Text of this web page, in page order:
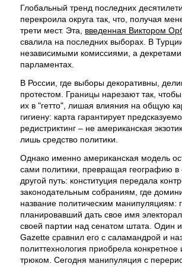
Глобальный тренд последних
перекроила округа так, что, получая
трети мест. Эта, введенная Виктором
свалила на последних выборах. В
независимыми комиссиями, а
парламентах.
В России, где выборы декоративны,
протестом. Границы нарезают так,
их в "гетто", лишая влияния на общую
гигиену: карта гарантирует
редистриктинг – не американская
лишь средство политики.
Однако именно американская модель
сами политики, превращая географию в
другой путь: конституция передала
законодательным собраниям, где
название политическим манипуляциям:
планировавший дать свое имя
своей партии над сенатом штата. Один
Gazette сравнил его с саламандрой и
политтехнология приобрела
трюком. Сегодня манипуляция с